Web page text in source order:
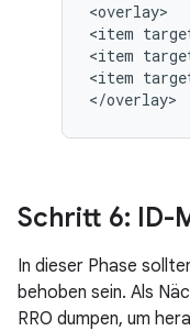
<overlay>
<item
<item
<item
Schritt 6: ID-
In dieser Phase
behoben sein. Als
RRO dumpen, um